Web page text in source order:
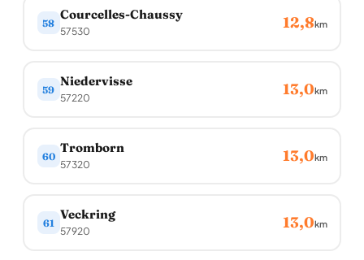
58
Courcelles-Chaussy
57530 12,8km
59
Niedervisse
57220 13,0km
60
Tromborn
57320 13,0km
61
Veckring
57920 13,0km